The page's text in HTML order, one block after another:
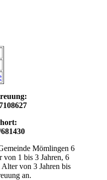
Mömlingen 6
1 bis 3 Jahren, 6
von 3 Jahren bis
an.